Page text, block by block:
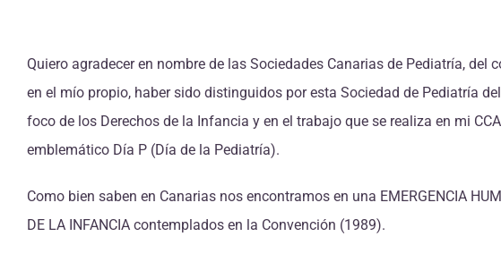
Quiero agradecer en nombre de las Sociedades Canarias de Pediatría, del
en el mío propio, haber sido distinguidos por esta Sociedad de Pediatría
foco de los Derechos de la Infancia y en el trabajo que se realiza en mi
emblemático Día P (Día de la Pediatría).
Como bien saben en Canarias nos encontramos en una EMERGENCIA
DE LA INFANCIA contemplados en la Convención (1989).